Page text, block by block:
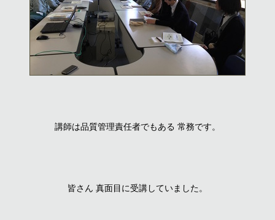
講師は品質管理責任者でもある 常務です。
皆さん 真面目に受講していました。